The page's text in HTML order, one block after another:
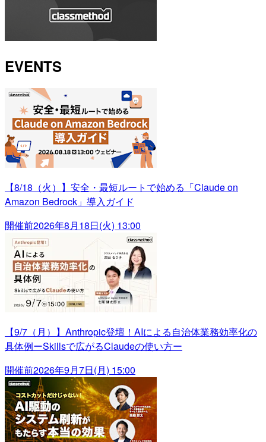
EVENTS
【8/18（火）】安全・最短ルートで始める「Claude on
Amazon Bedrock」導入ガイド
開催前2026年8月18日(火) 13:00
【9/7（月）】Anthropic登壇！AIによる自治体業務効率化の
具体例ーSkillsで広がるClaudeの使い方ー
開催前2026年9月7日(月) 15:00